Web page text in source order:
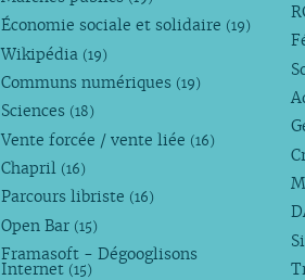
Économie sociale et solidaire (19)
Wikipédia (19)
Communs numériques (19)
Sciences (18)
Vente forcée / vente liée (16)
Chapril (16)
Parcours libriste (16)
Open Bar (15)
Framasoft - Dégooglisons
Internet (15)